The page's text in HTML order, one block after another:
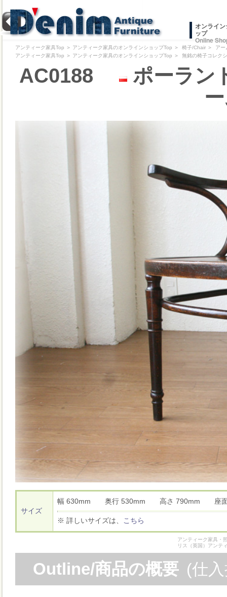
オンライ
ップ
Online
アンティーク家具Top ＞ アンティーク家具のオンラインショップTop ＞ 椅子/Chair ＞
アー
アンティーク家具Top ＞ アンティーク家具のオンラインショップTop ＞ 無銘の椅子コレク
AC0188
ポーラン
サイズ
幅 630mm 奥行 530mm 高さ 790mm 座
※ 詳しいサイズは、 こちら
アンティーク家具・
リス（英国）アンテ
Outline/商品の概要 (仕